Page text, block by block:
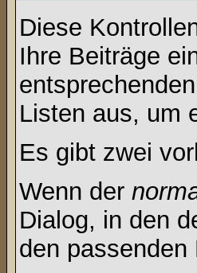
Diese
Ihre Beiträge
Listen aus, um
Es gibt zwei
Wenn der
Dialog, in den
den passenden